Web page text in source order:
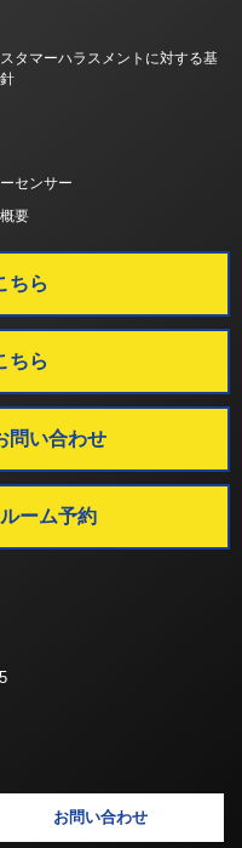
タマーハラスメントに対する基
センサー
要
ちら
ちら
問い合わせ
ーム予約
お問い合わせ